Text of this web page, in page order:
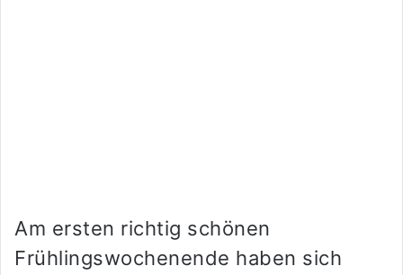
Am ersten richtig schönen
Frühlingswochenende haben sich